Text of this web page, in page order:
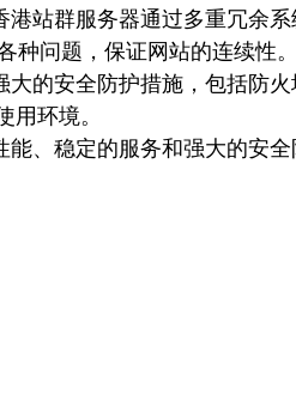
站群服务器通过多重冗余
问题，保证网站的连续性。
的安全防护措施，包括防
环境。
、稳定的服务和强大的安